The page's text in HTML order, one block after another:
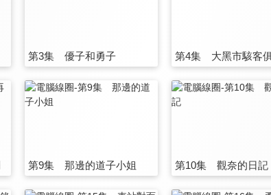
第3集 優子和勇子 第4集 大黑市駭客
第9集 那邊的道子小姐 第10集 觀奈的日記